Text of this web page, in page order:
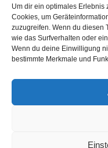
Um dir ein optimales Erlebnis
Cookies, um
zuzugreifen. Wenn du diesen
wie das Surfverhalten oder
Wenn du deine Einwilligung
bestimmte Merkmale und
Festivali yapıldı
Wiedenbrück’e açtı